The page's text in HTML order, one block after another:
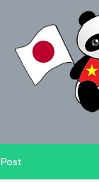
Post